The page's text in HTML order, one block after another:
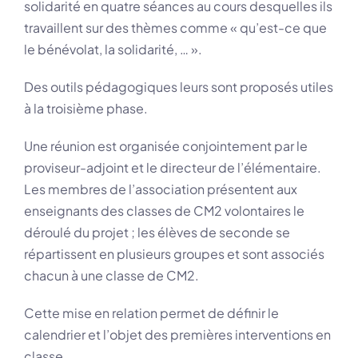
solidarité en quatre séances au cours desquelles ils
travaillent sur des thèmes comme « qu’est-ce que
le bénévolat, la solidarité, … ».
Des outils pédagogiques leurs sont proposés utiles
à la troisième phase.
Une réunion est organisée conjointement par le
proviseur-adjoint et le directeur de l’élémentaire.
Les membres de l’association présentent aux
enseignants des classes de CM2 volontaires le
déroulé du projet ; les élèves de seconde se
répartissent en plusieurs groupes et sont associés
chacun à une classe de CM2.
Cette mise en relation permet de définir le
calendrier et l’objet des premières interventions en